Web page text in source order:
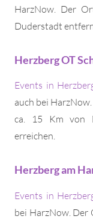
HarzNow. Der
Duderstadt
Herzberg OT
Events in
auch bei
ca. 15 Km von
erreichen.
Herzberg am
Events in
bei HarzNow. Der